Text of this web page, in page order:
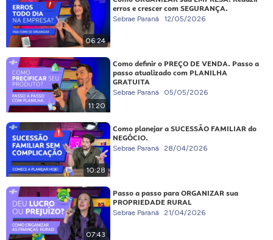
06:24
erros e crescer com SEGURANÇA.
Sebrae Paraná 12/05/2026
11:20
Como definir o PREÇO DE VENDA. Passo a
passo atualizado com PLANILHA
GRATUITA
Sebrae Paraná 05/05/2026
10:28
Como planejar a SUCESSÃO FAMILIAR do
NEGÓCIO.
Sebrae Paraná 28/04/2026
07:43
Passo a passo para ORGANIZAR sua
PROPRIEDADE RURAL
Sebrae Paraná 21/04/2026